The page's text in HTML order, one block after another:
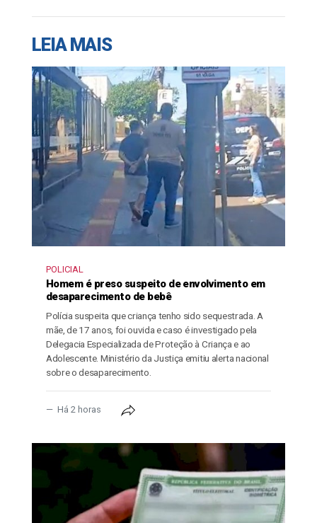
LEIA MAIS
POLICIAL
Homem é preso suspeito de envolvimento em
desaparecimento de bebê
Polícia suspeita que criança tenho sido sequestrada. A
mãe, de 17 anos, foi ouvida e caso é investigado pela
Delegacia Especializada de Proteção à Criança e ao
Adolescente. Ministério da Justiça emitiu alerta nacional
sobre o desaparecimento.
Há 2 horas